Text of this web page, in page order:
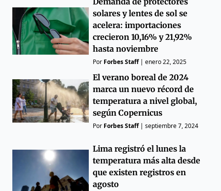
solares y lentes de sol se
acelera: importaciones
crecieron 10,16% y 21,92%
hasta noviembre
Por Forbes Staff|enero 22, 2025
El verano boreal de 2024
marca un nuevo récord de
temperatura a nivel global,
según Copernicus
Por Forbes Staff|septiembre 7, 2024
Lima registró el lunes la
temperatura más alta desde
que existen registros en
agosto